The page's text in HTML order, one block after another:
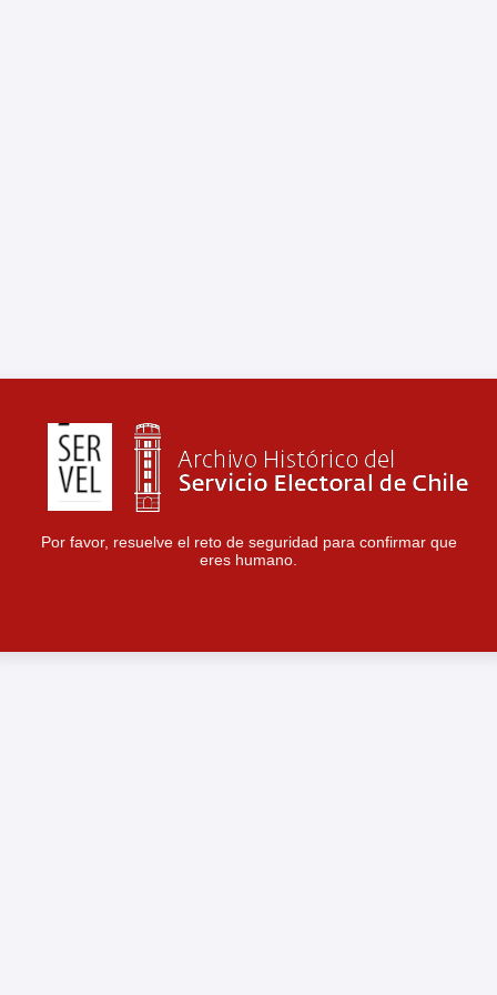
Por favor, resuelve el reto de seguridad para confirmar que
eres humano.